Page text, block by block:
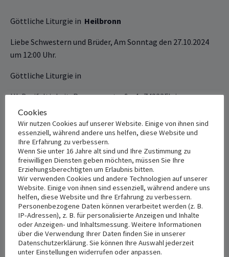
Göttliche ‎‎‎‎Liturgie in Heilbronn
Liebe Schwestern und Brüder, Am Sonntag den ‎‏‎‏27‎‏‎‏‎.‎‏‎‏‎10‎‏‎‏‎.2024
um 12‎‏‎:00 ‎Uhr.
Göttliche Liturgie ‎‎in
Hl. Dreifaltigkeit, Panoramastraße 4, 74223Flein
+ Add to Google Calendar + Add to iCalendar
DETAILS
Date:
Oktober 27, 2024
Time:
12:00 pm - 2:00 pm
VENUE
Hl. Dreifaltigkeit
Panoramastraße ‎‎4
Flein,74223 Deutschland+
Google Map
Cookies
Wir nutzen Cookies auf unserer Website. Einige von ihnen sind
essenziell, während andere uns helfen, diese Website und
Ihre Erfahrung zu verbessern.
Wenn Sie unter 16 Jahre alt sind und Ihre Zustimmung zu
freiwilligen Diensten geben möchten, müssen Sie Ihre
Erziehungsberechtigten um Erlaubnis bitten.
Wir verwenden Cookies und andere Technologien auf unserer
Website. Einige von ihnen sind essenziell, während andere uns
helfen, diese Website und Ihre Erfahrung zu verbessern.
Personenbezogene Daten können verarbeitet werden (z. B.
IP-Adressen), z. B. für personalisierte Anzeigen und Inhalte
oder Anzeigen- und Inhaltsmessung. Weitere Informationen
über die Verwendung Ihrer Daten finden Sie in unserer
Datenschutzerklärung. Sie können Ihre Auswahl jederzeit
unter Einstellungen widerrufen oder anpassen.